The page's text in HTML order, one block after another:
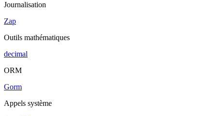
Journalisation
Zap
Outils mathématiques
decimal
ORM
Gorm
Appels système